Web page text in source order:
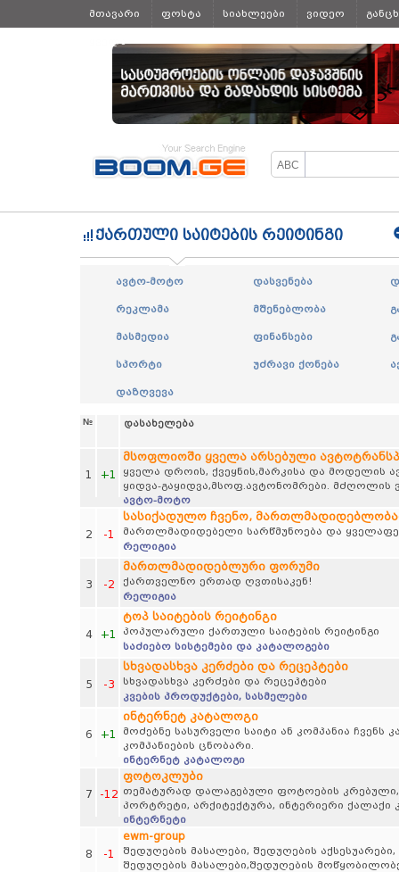
მთავარი ფოსტა სიახლეები ვიდეო
ყველა
ქართული საიტების რეიტინგი
ავტო-მოტო დასვენება
რეკლამა მშენებლობა
მასმედია ფინანსები
სპორტი უძრავი ქონება
დაზღვევა
№ დასახელება
1 +1
მსოფლიოში ყველა არსებული
ყველა დროის, ქვეყნის,მარკისა და მოდელის
ყიდვა-გაყიდვა,მსოფ.ავტონომრები. მძღოლის
ავტო-მოტო
2 -1
სასიქადულო ჩვენო,
მართლმადიდებელი სარწმუნოება და
რელიგია
3 -2
მართლმადიდებლური ფორუმი
ქართველნო ერთად ღვთისაკენ!
რელიგია
4 +1
ტოპ საიტების რეიტინგი
პოპულარული ქართული საიტების რეიტინგი
საძიებო სისტემები და კატალოგები
5 -3
სხვადასხვა კერძები და რეცეპტები
სხვადასხვა კერძები და რეცეპტები
კვების პროდუქტები, სასმელები
6 +1
ინტერნეტ კატალოგი
მოძებნე სასურველი საიტი ან კომპანია
კომპანიების ცნობარი.
ინტერნეტ კატალოგი
7 -12
ფოტოკლუბი
თემატურად დალაგებული ფოტოების კრებული,
პორტრეტი, არქიტექტურა, ინტერიერი ქალაქი
ინტერნეტი
8 -1
ewm-group
შედუღების მასალები, შედუღების
შედუღების მასალები,შედუღების